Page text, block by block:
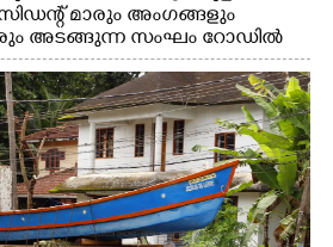
മാരും അംഗങ്ങളും
അടങ്ങുന്ന സംഘം റോഡിൽ
മണ്ണും മറ്റ് മാലിന്യങ്ങളും